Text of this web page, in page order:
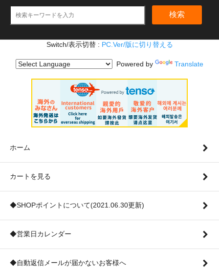
検索
Switch/表示切替 : PC.Ver/版に切り替える
Powered by Translate
ホーム
カートを見る
◆SHOPポイントについて(2021.06.30更新)
◆営業日カレンダー
◆自動返信メールが届かないお客様へ